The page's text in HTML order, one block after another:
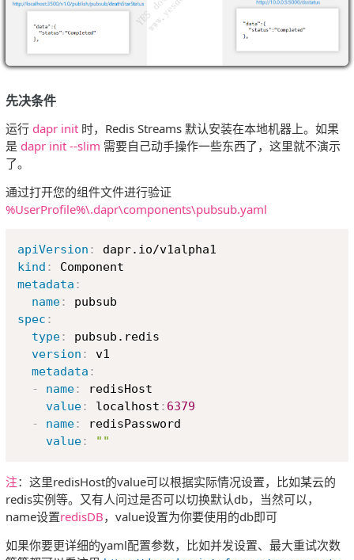
先决条件
运行 dapr init 时，Redis Streams 默认安装在本地机器上。如果
是 dapr init --slim 需要自己动手操作一些东西了，这里就不演示
了。
通过打开您的组件文件进行验证
%UserProfile%\.dapr\components\pubsub.yaml
apiVersion :
kind :
metadata :
name:
spec :
type:
pubsub.redis
version :
v1
metadata :
-
name:
redisHost
value: localhost : 6379
-
name:
redisPassword
value: ""
注：这里redisHost的value可以根据实际情况设置，比如某云的
redis实例等。又有人问过是否可以切换默认db，当然可以，
name设置redisDB，value设置为你要使用的db即可
如果你要更详细的yaml配置参数，比如并发设置、最大重试次数